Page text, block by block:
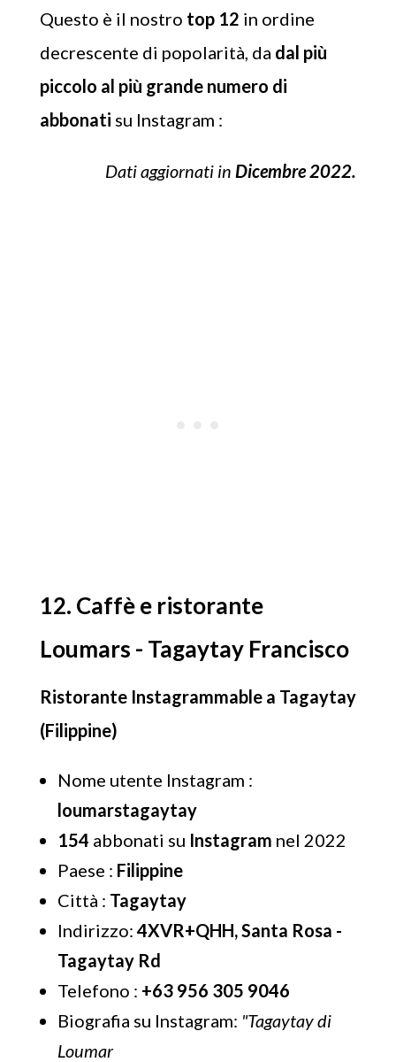
Questo è il nostro top 12 in ordine
decrescente di popolarità, da dal più
piccolo al più grande numero di
abbonati su Instagram :
Dati aggiornati inDicembre 2022.
12. Caffè e ristorante
Loumars - Tagaytay Francisco
Ristorante Instagrammable a Tagaytay
(Filippine)
Nome utente Instagram :
loumarstagaytay
154 abbonati su Instagram nel 2022
Paese : Filippine
Città : Tagaytay
Indirizzo: 4XVR+QHH, Santa Rosa -
Tagaytay Rd
Telefono : +63 956 305 9046
Biografia su Instagram: "Tagaytay di
Loumar